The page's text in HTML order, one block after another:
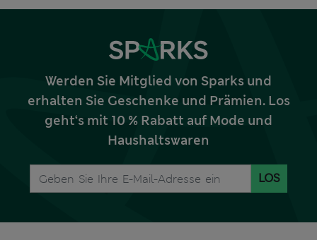
Werden Sie Mitglied von Sparks und
erhalten Sie Geschenke und Prämien. Los
geht‘s mit 10 % Rabatt auf Mode und
Haushaltswaren
LOS